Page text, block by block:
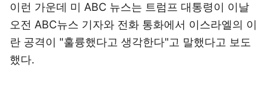
이런 가운데 미 ABC 뉴스는 트럼프 대통령이 이날
오전 ABC뉴스 기자와 전화 통화에서 이스라엘의 이
란 공격이 "훌륭했다고 생각한다"고 말했다고 보도
했다.